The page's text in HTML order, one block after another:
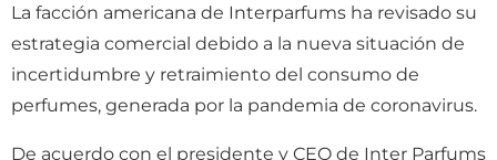
La facción americana de Interparfums ha revisado su
estrategia comercial debido a la nueva situación de
incertidumbre y retraimiento del consumo de
perfumes, generada por la pandemia de coronavirus.
De acuerdo con el presidente y CEO de Inter Parfums